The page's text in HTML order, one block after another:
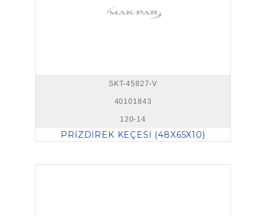
SKT-45827-V
40101843
120-14
PRİZDİREK KEÇESİ (48X65X10)